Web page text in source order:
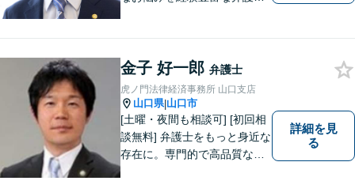
相談は年間150件以上【子連
れ相談可】【休日・夜間対
応】
金子 好一郎 弁護士
虎ノ門法律経済事務所 山口支店
山口県|山口市
[土曜・夜間も相談可] [初回相
談無料] 弁護士をもっと身近な
存在に。専門的で高品質なリ
詳細を見
る